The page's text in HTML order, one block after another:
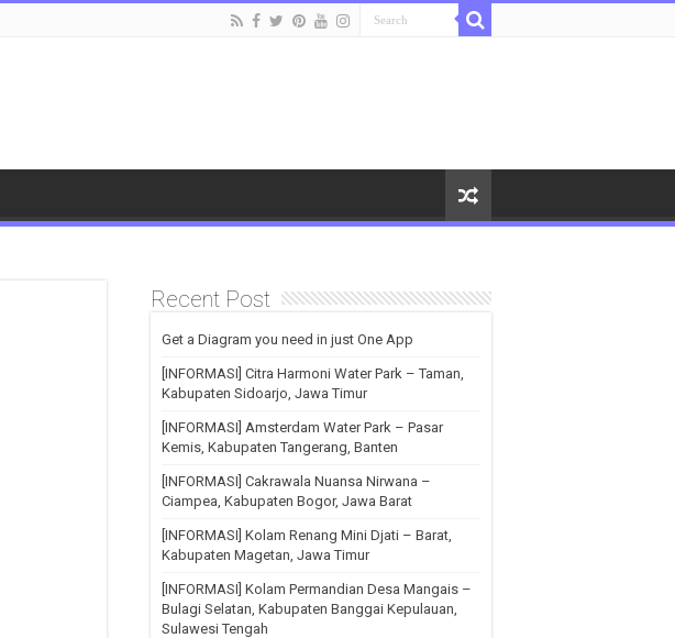
Recent Post
Get a Diagram you need in just One App
[INFORMASI] Citra Harmoni Water Park – Taman,
Kabupaten Sidoarjo, Jawa Timur
[INFORMASI] Amsterdam Water Park – Pasar
Kemis, Kabupaten Tangerang, Banten
[INFORMASI] Cakrawala Nuansa Nirwana –
Ciampea, Kabupaten Bogor, Jawa Barat
[INFORMASI] Kolam Renang Mini Djati – Barat,
Kabupaten Magetan, Jawa Timur
[INFORMASI] Kolam Permandian Desa Mangais –
Bulagi Selatan, Kabupaten Banggai Kepulauan,
Sulawesi Tengah